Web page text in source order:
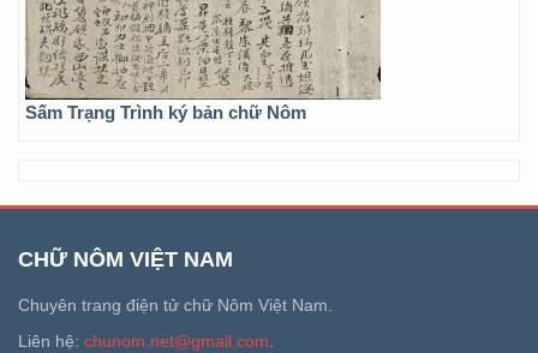
Sấm Trạng Trình ký bản chữ Nôm
CHỮ NÔM VIỆT NAM
Chuyên trang điện tử chữ Nôm Việt Nam.
Liên hệ: chunom.net@gmail.com